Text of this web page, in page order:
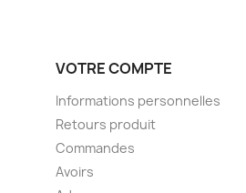
VOTRE COMPTE
Informations personnelles
Retours produit
Commandes
Avoirs